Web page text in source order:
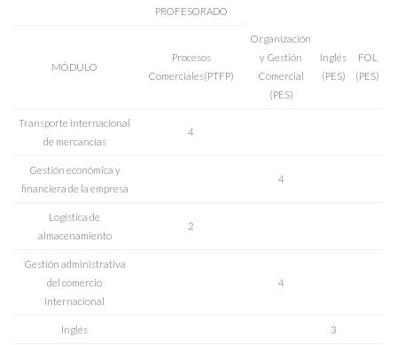
PROFESORADO
MÓDULO
Procesos
Comerciales(PTFP)
Organización
y Gestión
Comercial
(PES)
Inglés
(PES)
FOL
(PES)
Transporte internacional
de mercancías
4
Gestión económica y
financiera de la empresa
4
Logística de
almacenamiento
2
Gestión administrativa
del comercio
internacional
4
Inglés 3